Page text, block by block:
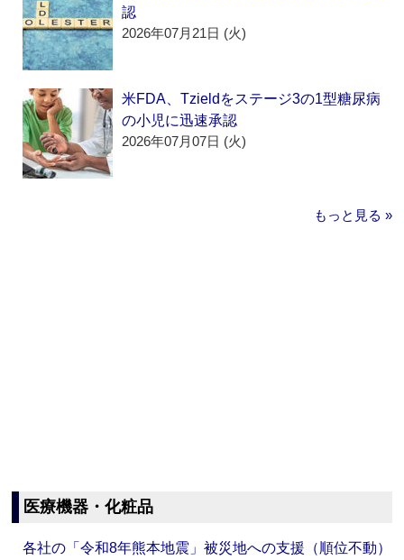
認
2026年07月21日 (火)
米FDA、Tzieldをステージ3の1型糖尿病
の小児に迅速承認
2026年07月07日 (火)
もっと見る »
医療機器・化粧品
各社の「令和8年熊本地震」被災地への支援（順位不動）